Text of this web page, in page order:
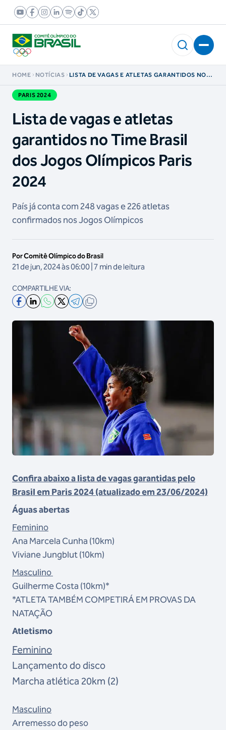
HOME NOTÍCIAS
LISTA DE VAGAS E ATLETAS GARANTIDOS NO
PARIS 2024
Lista de vagas e atletas
garantidos no Time Brasil
dos Jogos Olímpicos Paris
2024
País já conta com 248 vagas e 226 atletas
confirmados nos Jogos Olímpicos
Por Comitê Olímpico do Brasil
21 de jun, 2024 às 06:00 | 7 min de leitura
COMPARTILHE VIA:
Confira abaixo a lista de vagas garantidas pelo
Brasil em Paris 2024 (atualizado em 23/06/2024)
Águas abertas
Feminino
Ana Marcela Cunha (10km)
Viviane Jungblut(10km)
Masculino
Guilherme Costa (10km)*
*ATLETA TAMBÉM COMPETIRÁ EM PROVAS DA
NATAÇÃO
Atletismo
Feminino
Lançamento do disco
Marcha atlética 20km (2)
Masculino
Arremesso do peso